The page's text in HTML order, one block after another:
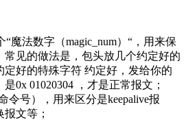
魔法数字（magic_num）“，用来保
见的做法是，包头放几个约定好的
好的特殊字符 约定好，发给你的
0x 01020304 ，才是正常报文；
令号），用来区分是keepalive报
文等；